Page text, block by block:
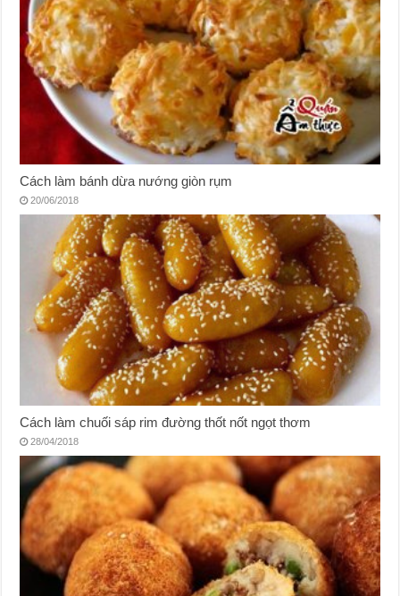
Cách làm bánh dừa nướng giòn rụm
20/06/2018
Cách làm chuối sáp rim đường thốt nốt ngọt thơm
28/04/2018